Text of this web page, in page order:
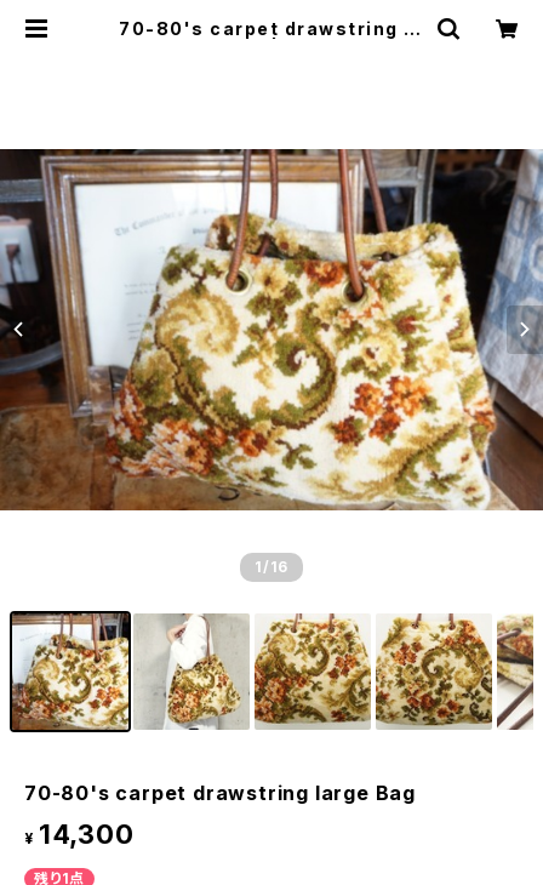
70-80's carpet drawstring la
1 /16
70-80's carpet drawstring large Bag
¥ 14,300
残り1点